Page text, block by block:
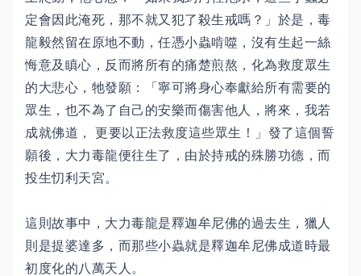
定會因此淹死，那不就又犯了殺生戒嗎？」於是，毒
龍毅然留在原地不動，任憑小蟲啃噬，沒有生起一絲
悔意及瞋心，反而將所有的痛楚煎熬，化為救度眾生
的大悲心，牠發願：「寧可將身心奉獻給所有需要的
眾生，也不為了自己的安樂而傷害他人，將來，我若
成就佛道， 更要以正法救度這些眾生！」發了這個誓
願後，大力毒龍便往生了，由於持戒的殊勝功德，而
投生忉利天宮。
這則故事中，大力毒龍是釋迦牟尼佛的過去生，獵人
則是提婆達多，而那些小蟲就是釋迦牟尼佛成道時最
初度化的八萬天人。